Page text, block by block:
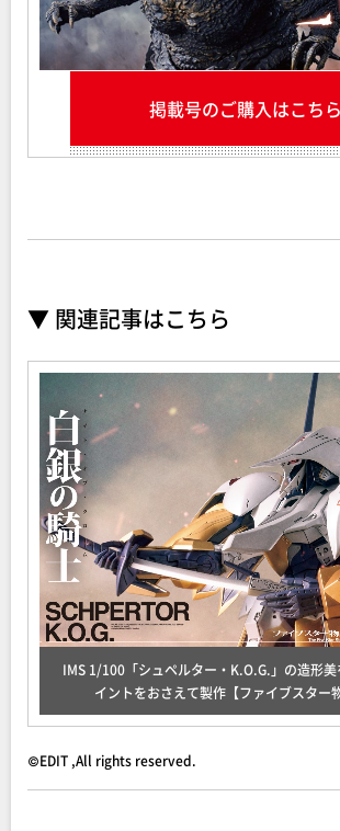
掲載号のご購入はこちら
▼ 関連記事はこちら
IMS 1/100「シュペルター・K.O.G.」の造形
イントをおさえて製作【ファイブスター物
©EDIT ,All rights reserved.